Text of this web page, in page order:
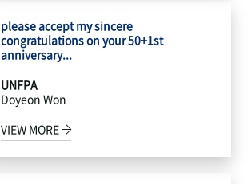
please accept my sincere
congratulations on your 50+1st
anniversary...
UNFPA
Doyeon Won
VIEW MORE